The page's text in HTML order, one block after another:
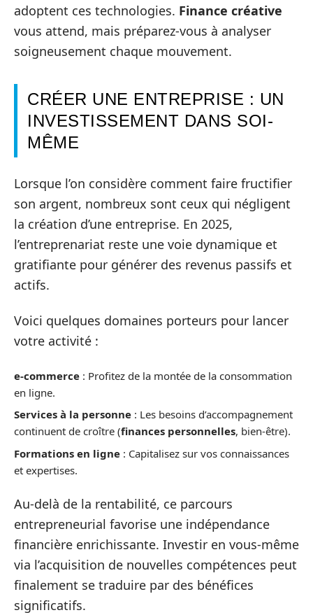
adoptent ces technologies. Finance créative
vous attend, mais préparez-vous à analyser
soigneusement chaque mouvement.
CRÉER UNE ENTREPRISE : UN
INVESTISSEMENT DANS SOI-
MÊME
Lorsque l’on considère comment faire fructifier
son argent, nombreux sont ceux qui négligent
la création d’une entreprise. En 2025,
l’entreprenariat reste une voie dynamique et
gratifiante pour générer des revenus passifs et
actifs.
Voici quelques domaines porteurs pour lancer
votre activité :
e-commerce : Profitez de la montée de la consommation
en ligne.
Services à la personne : Les besoins d’accompagnement
continuent de croître (finances personnelles, bien-être).
Formations en ligne : Capitalisez sur vos connaissances
et expertises.
Au-delà de la rentabilité, ce parcours
entrepreneurial favorise une indépendance
financière enrichissante. Investir en vous-même
via l’acquisition de nouvelles compétences peut
finalement se traduire par des bénéfices
significatifs.